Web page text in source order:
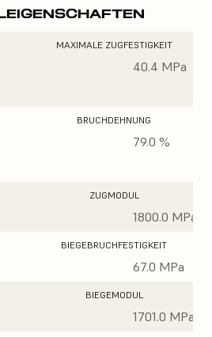
MAXIMALE ZUGFESTIGKEIT
40.4 MPa
BRUCHDEHNUNG
79.0 %
ZUGMODUL
1800.0 MPa
BIEGEBRUCHFESTIGKEIT
67.0 MPa
BIEGEMODUL
1701.0 MPa